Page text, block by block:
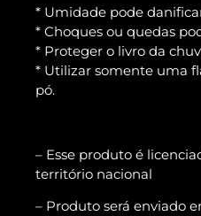
* Umidade pode
* Choques ou quedas
* Proteger o livro da
* Utilizar somente uma
pó.
– Esse produto é
território nacional
– Produto será enviado